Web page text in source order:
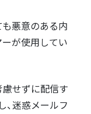
悪意のある内
が使用してい
慮せずに配信す
迷惑メールフ